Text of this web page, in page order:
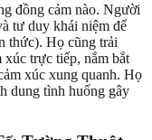
đồng cảm nào. Người
tư duy khái niệm để
thức). Họ cũng trải
xúc trực tiếp, nắm bắt
xúc xung quanh. Họ
dung tình huống gây